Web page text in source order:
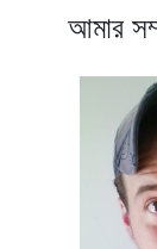
আমার